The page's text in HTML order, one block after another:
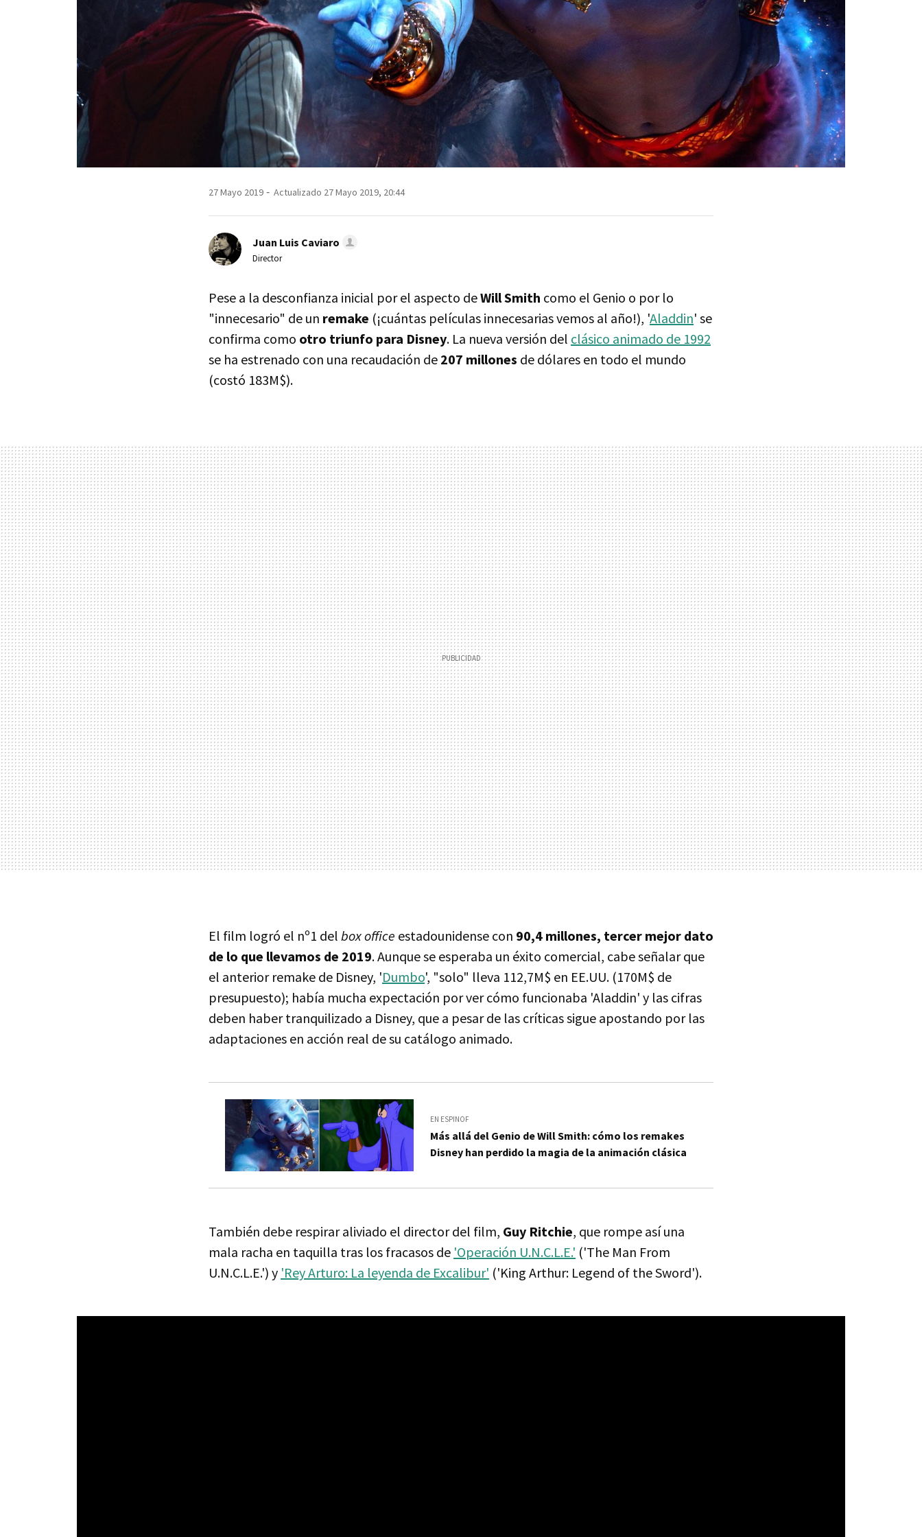
27 Mayo 2019 Actualizado 27 Mayo 2019, 20:44
Juan Luis Caviaro
Director
Pese a la desconfianza inicial por el aspecto deWill Smith como el Genio o por lo
"innecesario" de un remake (¡cuántas películas innecesarias vemos al año!), 'Aladdin' se
confirma como otro triunfo para Disney. La nueva versión del clásico animado de 1992
se ha estrenado con una recaudación de 207 millones de dólares en todo el mundo
(costó 183M$).
El film logró el nº1 del box office estadounidense con 90,4 millones, tercer mejor dato
de lo que llevamos de 2019. Aunque se esperaba un éxito comercial, cabe señalar que
el anterior remake de Disney, 'Dumbo', "solo" lleva 112,7M$ en EE.UU. (170M$ de
presupuesto); había mucha expectación por ver cómo funcionaba 'Aladdin' y las cifras
deben haber tranquilizado a Disney, que a pesar de las críticas sigue apostando por las
adaptaciones en acción real de su catálogo animado.
EN ESPINOF
Más allá del Genio de Will Smith: cómo los remakes
Disney han perdido la magia de la animación clásica
También debe respirar aliviado el director del film, Guy Ritchie, que rompe así una
mala racha en taquilla tras los fracasos de 'Operación U.N.C.L.E.' ('The Man From
U.N.C.L.E.') y 'Rey Arturo: La leyenda de Excalibur' ('King Arthur: Legend of the Sword').